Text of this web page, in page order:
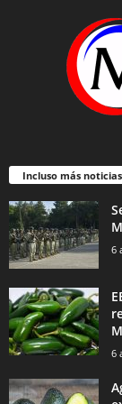
Incluso más noticias
6
6